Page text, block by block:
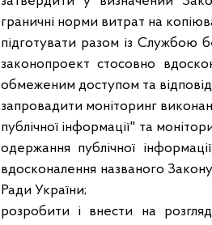
граничні норми витрат на
підготувати разом із Службою
законопроект стосовно
обмеженим доступом та
запровадити моніторинг
публічної інформації" та
одержання публічної
вдосконалення названого
Ради України;
розробити і внести на